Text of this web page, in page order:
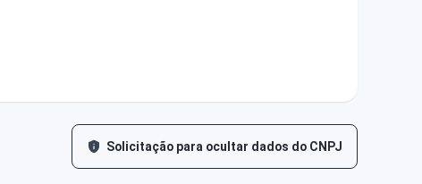
Solicitação para ocultar dados do CNPJ